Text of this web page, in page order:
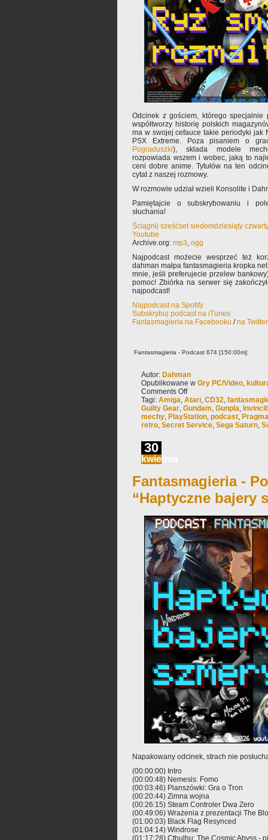
Odcinek z gościem, którego
współtworzy historię polskich
ma w swojej cefauce takie periodyki jak
PSX Extreme. Poza pisaniem o
Pograduszki), składa modele
rozpowiada wszem i wobec, jaką to
ceni dobre anime. Tytułów na ten
cytat z naszej rozmowy.
W rozmowie udział wzieli Konsolite i
Pamiętajcie o subskrybowaniu i
słuchania!
Ściągnij sześćset siedemdziesiąty
Youtube
Archive.org: mp3, ogg
Najpodcast możecie wesprzeć też
dahman małpa fantasmagieria kropka
mnie, jeśli preferujecie przelew
pomoc! Zbiórka na serwer się
najpodcast!
Najpodcast na Spotify
Subskrybuj podcast na iTunes
Fantasmagieria na Facebooku /na
Fantasmagieria - Podcast 674 [150:00m]:
Autor: Dahman
Opublikowane w Gry PC/Video,
Comments Off
Tagi: Amiga, Atari, CD32,
Guilty Gear, Gundam, Gunpla,
mechy, PlayStation, podcast,
retro, Secret Service, Sega Saturn,
30
kwietnia
Fantasmagieria -
“Haptyczne bajery
Napakowany odcinek, strach nie
(00:00:00) Intro
(00:00:48) Nemesis: Fomo
(00:03:46) Planszówki: Gra o Tron
(00:20:44) Zimna wojna
(00:26:15) Steam Controler Dwa Zero
(00:49:06) Wrażenia z prezentacji The
(01:00:03) Black Flag Resynced
(01:04:14) Windrose
(01:17:28) Cthulhu: The Cosmic Abyss -